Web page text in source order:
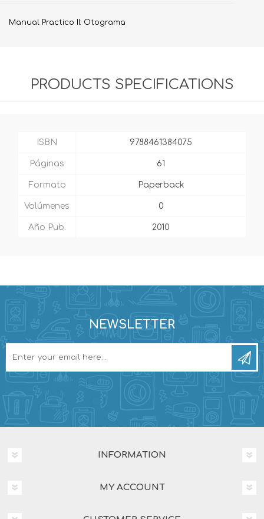
Manual Practico II: Otograma
PRODUCTS SPECIFICATIONS
ISBN 9788461384075
Páginas 61
Formato Paperback
Volúmenes 0
Año Pub. 2010
NEWSLETTER
INFORMATION
MY ACCOUNT